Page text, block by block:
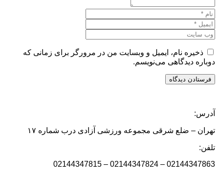
ذخیره نام، ایمیل و وبسایت من در مرورگر برای زمانی که
دوباره دیدگاهی می‌نویسم.
آدرس:
تهران – ضلع شرقی مجموعه ورزشی آزادی درب شماره ۱۷
تلفن:
02144347863 – 02144347824 – 02144347815